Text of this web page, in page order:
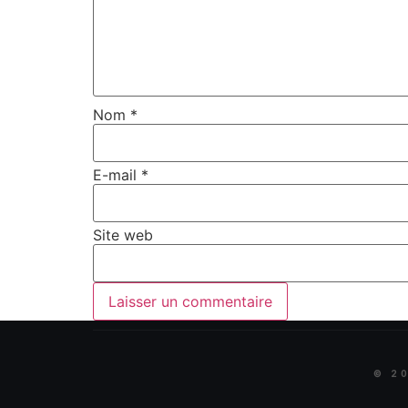
Nom *
E-mail *
Site web
©